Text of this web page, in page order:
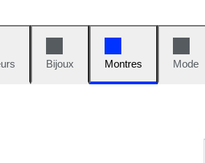
Bijoux Montres Mode